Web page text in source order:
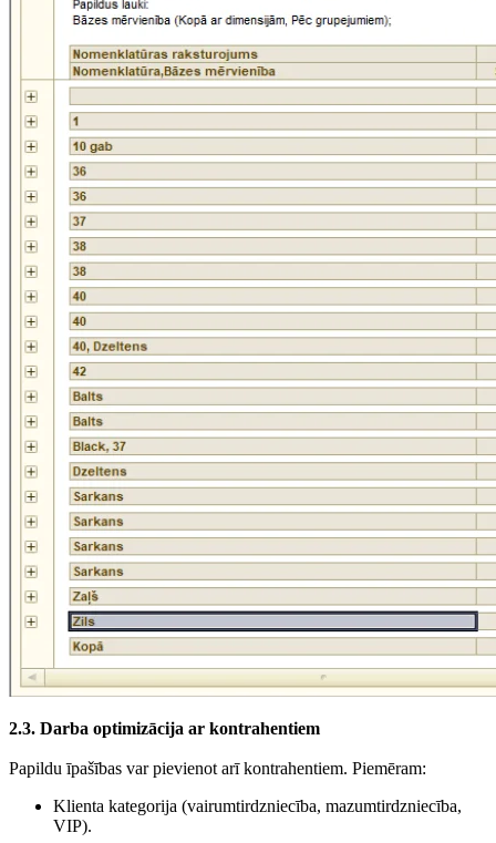
2.3. Darba optimizācija ar kontrahentiem
Papildu īpašības var pievienot arī kontrahentiem. Piemēram:
Klienta kategorija (vairumtirdzniecība, mazumtirdzniecība,
VIP).